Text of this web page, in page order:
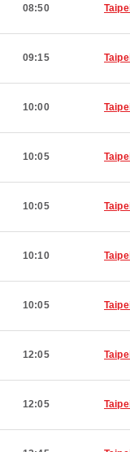
08:50
09:15
10:00
10:05
10:05
10:10
10:05
12:05
12:05